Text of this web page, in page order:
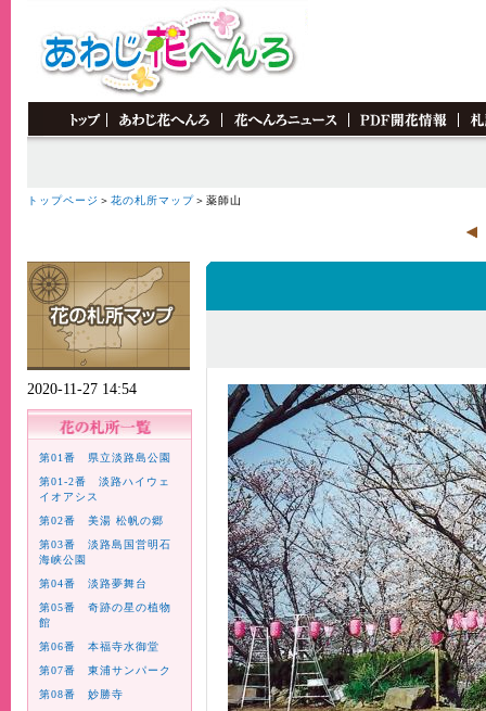
トップページ ＞ 花の札所マップ＞薬師山
2020-11-27 14:54
第01番 県立淡路島公園
第01-2番 淡路ハイウェ
イオアシス
第02番 美湯 松帆の郷
第03番 淡路島国営明石
海峡公園
第04番 淡路夢舞台
第05番 奇跡の星の植物
館
第06番 本福寺水御堂
第07番 東浦サンパーク
第08番 妙勝寺